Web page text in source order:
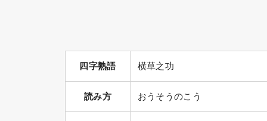
四字熟語 横草之功
読み方 おうそうのこう